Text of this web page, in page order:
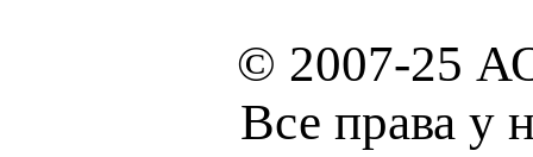
© 2007-25
Все права у